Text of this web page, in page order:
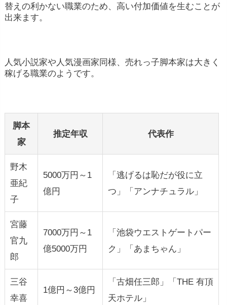
替えの利かない職業のため、高い付加価値を生むことが
出来ます。
人気小説家や人気漫画家同様、売れっ子脚本家は大きく
稼げる職業のようです。
脚本
家
推定年収 代表作
野木
亜紀
子
5000万円～1
億円
「逃げるは恥だが役に立
つ」「アンナチュラル」
宮藤
官九
郎
7000万円～1
億5000万円
「池袋ウエストゲートパー
ク」「あまちゃん」
三谷
幸喜
1億円～3億円
「古畑任三郎」「THE 有頂
天ホテル」